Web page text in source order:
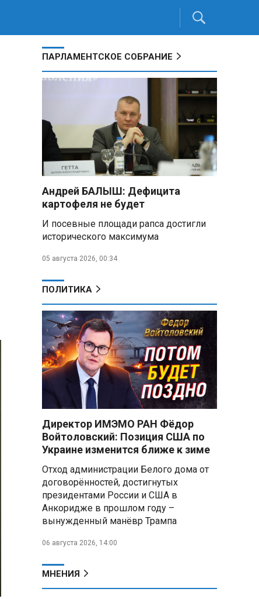
ПАРЛАМЕНТСКОЕ СОБРАНИЕ
Андрей БАЛЫШ: Дефицита
картофеля не будет
И посевные площади рапса достигли
исторического максимума
05 августа 2026, 00:34
ПОЛИТИКА
Директор ИМЭМО РАН Фёдор
Войтоловский: Позиция США по
Украине изменится ближе к зиме
Отход администрации Белого дома от
договорённостей, достигнутых
президентами России и США в
Анкоридже в прошлом году –
вынужденный манёвр Трампа
06 августа 2026, 14:00
МНЕНИЯ